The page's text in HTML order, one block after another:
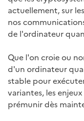
actuellement, sur
nos
de l'ordinateur
Que l'on croie ou
d'un ordinateur
stable pour
variantes, les
prémunir dès